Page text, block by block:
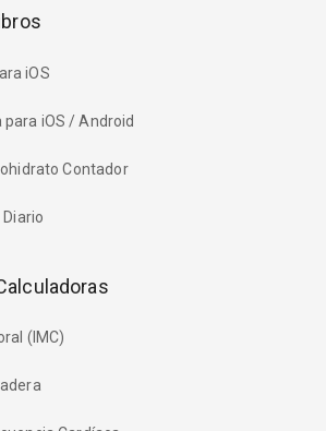
iOS
iOS / Android
Contador
(IMC)